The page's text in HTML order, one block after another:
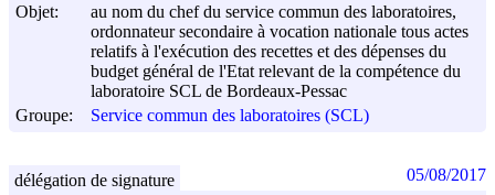
Objet:
au nom du chef du service commun des laboratoires,
ordonnateur secondaire à vocation nationale tous actes
relatifs à l'exécution des recettes et des dépenses du
budget général de l'Etat relevant de la compétence du
laboratoire SCL de Bordeaux-Pessac
Groupe:
Service commun des laboratoires (SCL)
délégation de signature 05/08/2017